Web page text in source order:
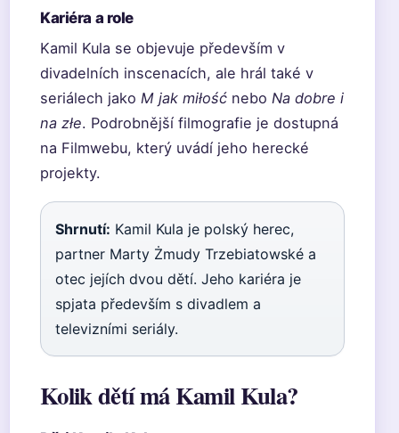
Kariéra a role
Kamil Kula se objevuje především v
divadelních inscenacích, ale hrál také v
seriálech jako M jak miłość nebo Na dobre i
na złe. Podrobnější filmografie je dostupná
na Filmwebu, který uvádí jeho herecké
projekty.
Shrnutí: Kamil Kula je polský herec,
partner Marty Żmudy Trzebiatowské a
otec jejích dvou dětí. Jeho kariéra je
spjata především s divadlem a
televizními seriály.
Kolik dětí má Kamil Kula?